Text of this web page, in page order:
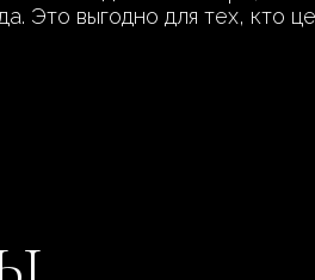
Это выгодно для тех,